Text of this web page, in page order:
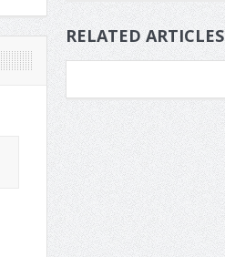
RELATED ARTICLES